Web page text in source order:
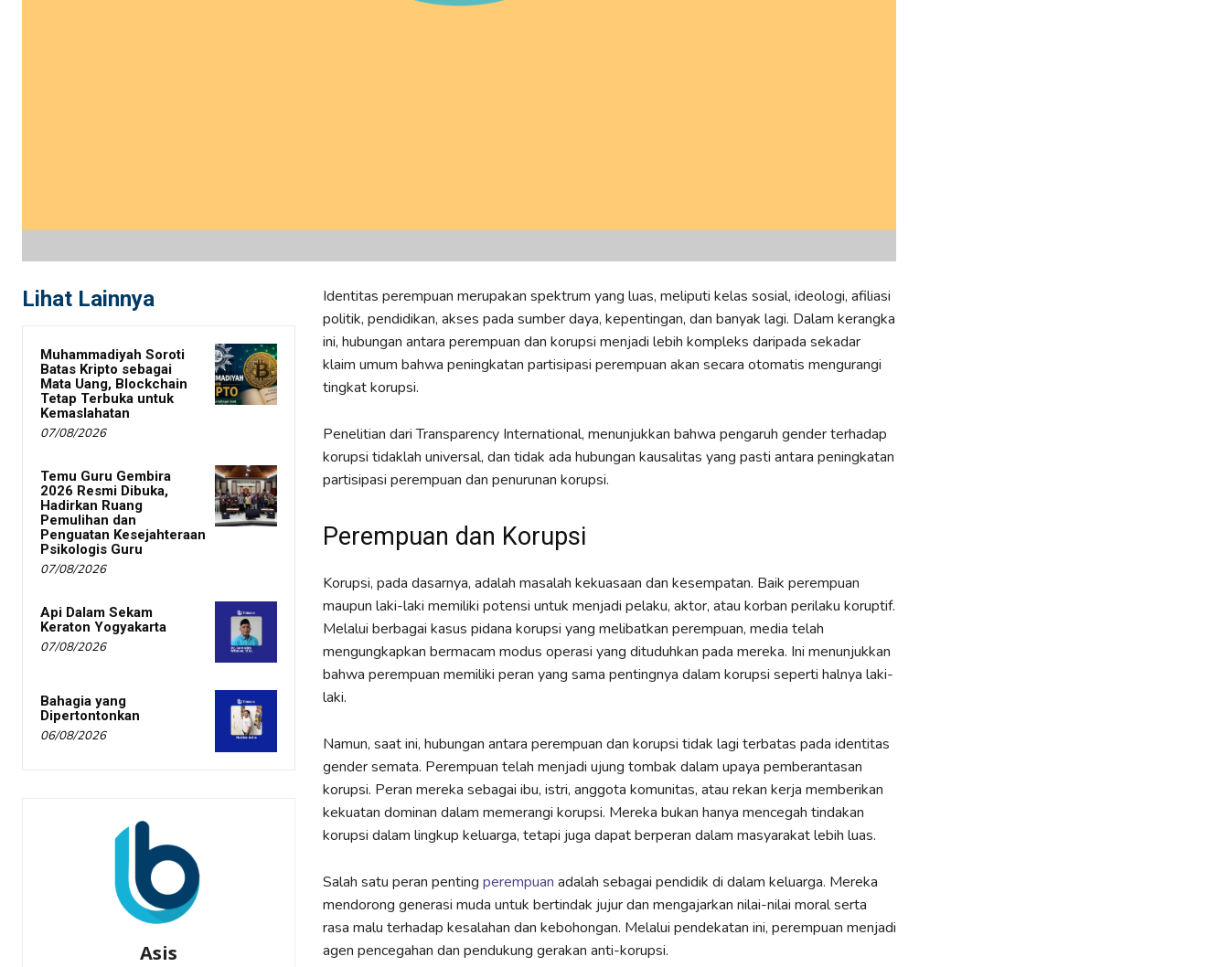
Lihat Lainnya
Muhammadiyah Soroti
Batas Kripto sebagai
Mata Uang, Blockchain
Tetap Terbuka untuk
Kemaslahatan
07/08/2026
Temu Guru Gembira
2026 Resmi Dibuka,
Hadirkan Ruang
Pemulihan dan
Penguatan Kesejahteraan
Psikologis Guru
07/08/2026
Api Dalam Sekam
Keraton Yogyakarta
07/08/2026
Bahagia yang
Dipertontonkan
06/08/2026
Asis
Identitas perempuan merupakan spektrum yang luas, meliputi kelas sosial, ideologi, afiliasi
politik, pendidikan, akses pada sumber daya, kepentingan, dan banyak lagi. Dalam kerangka
ini, hubungan antara perempuan dan korupsi menjadi lebih kompleks daripada sekadar
klaim umum bahwa peningkatan partisipasi perempuan akan secara otomatis mengurangi
tingkat korupsi.
Penelitian dari Transparency International, menunjukkan bahwa pengaruh gender terhadap
korupsi tidaklah universal, dan tidak ada hubungan kausalitas yang pasti antara peningkatan
partisipasi perempuan dan penurunan korupsi.
Perempuan dan Korupsi
Korupsi, pada dasarnya, adalah masalah kekuasaan dan kesempatan. Baik perempuan
maupun laki-laki memiliki potensi untuk menjadi pelaku, aktor, atau korban perilaku koruptif.
Melalui berbagai kasus pidana korupsi yang melibatkan perempuan, media telah
mengungkapkan bermacam modus operasi yang dituduhkan pada mereka. Ini menunjukkan
bahwa perempuan memiliki peran yang sama pentingnya dalam korupsi seperti halnya laki-
laki.
Namun, saat ini, hubungan antara perempuan dan korupsi tidak lagi terbatas pada identitas
gender semata. Perempuan telah menjadi ujung tombak dalam upaya pemberantasan
korupsi. Peran mereka sebagai ibu, istri, anggota komunitas, atau rekan kerja memberikan
kekuatan dominan dalam memerangi korupsi. Mereka bukan hanya mencegah tindakan
korupsi dalam lingkup keluarga, tetapi juga dapat berperan dalam masyarakat lebih luas.
Salah satu peran penting perempuan adalah sebagai pendidik di dalam keluarga. Mereka
mendorong generasi muda untuk bertindak jujur dan mengajarkan nilai-nilai moral serta
rasa malu terhadap kesalahan dan kebohongan. Melalui pendekatan ini, perempuan menjadi
agen pencegahan dan pendukung gerakan anti-korupsi.